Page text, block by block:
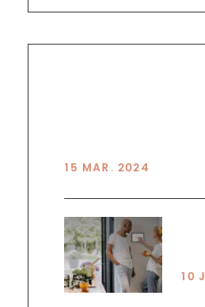
15 MAR. 2024
10